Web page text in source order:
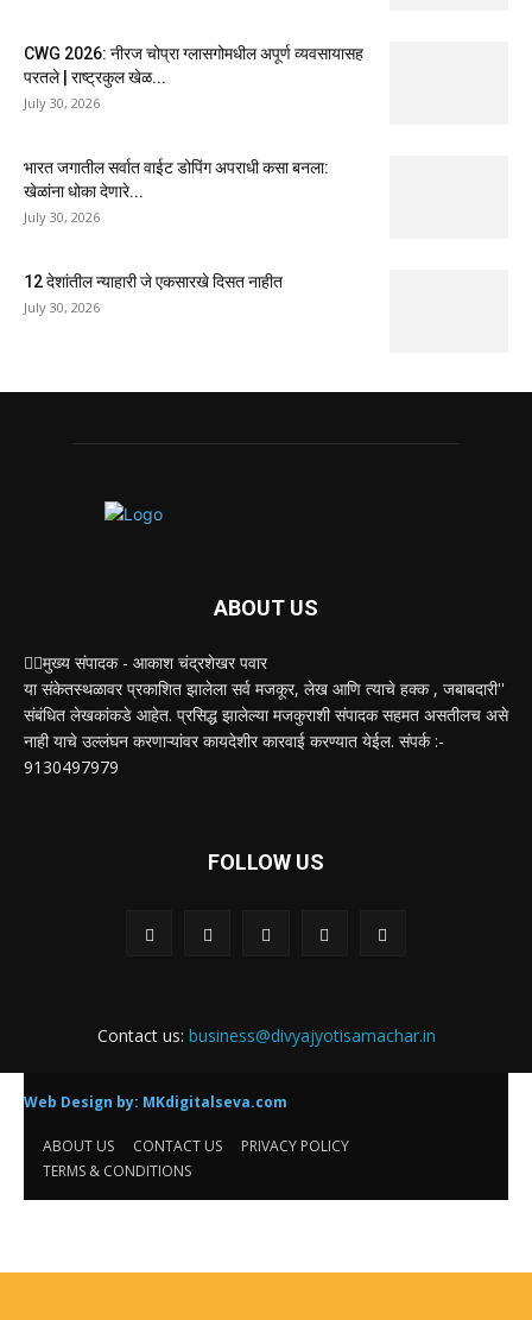
CWG 2026: नीरज चोप्रा ग्लासगोमधील अपूर्ण व्यवसायासह
परतले | राष्ट्रकुल खेळ...
July 30, 2026
भारत जगातील सर्वात वाईट डोपिंग अपराधी कसा बनला:
खेळांना धोका देणारे...
July 30, 2026
12 देशांतील न्याहारी जे एकसारखे दिसत नाहीत
July 30, 2026
ABOUT US
✍🏻मुख्य संपादक - आकाश चंद्रशेखर पवार
या संकेतस्थळावर प्रकाशित झालेला सर्व मजकूर, लेख आणि त्याचे हक्क , जबाबदारी''
संबंधित लेखकांकडे आहेत. प्रसिद्ध झालेल्या मजकुराशी संपादक सहमत असतीलच असे
नाही याचे उल्लंघन करणाऱ्यांवर कायदेशीर कारवाई करण्यात येईल. संपर्क :-
9130497979
FOLLOW US
Contact us: business@divyajyotisamachar.in
Web Design by: MKdigitalseva.com
ABOUT US CONTACT US
PRIVACY POLICY
TERMS & CONDITIONS